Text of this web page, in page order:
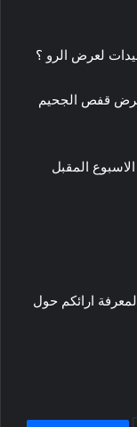
لعرض الرو ؟
عرض قفص الجحيم
المقبل
لمعرفة ارائكم حول